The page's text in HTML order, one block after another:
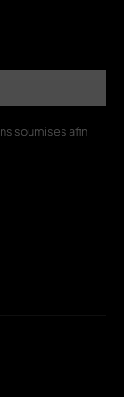
soumises afin